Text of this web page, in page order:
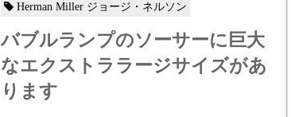
Herman Miller ジョージ・ネルソン
バブルランプのソーサーに巨大
なエクストララージサイズがあ
ります